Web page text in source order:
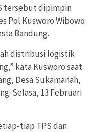
tersebut dipimpin
Pol Kusworo Wibowo
Bandung.
distribusi logistik
kata Kusworo saat
Desa Sukamanah,
Selasa, 13 Februari
tiap TPS dan